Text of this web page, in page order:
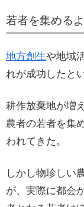
若者を集める
地方創生や地域
れが成功したと
耕作放棄地が増
農者の若者を集
われてきた。
しかし物珍しい
が、実際に都会